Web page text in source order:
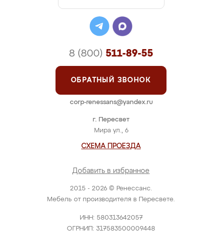
2015 - 2026 © Ренессанс.
Мебель от производителя в Пересвете.
ИНН: 580313642057
ОГРНИП: 317583500009448
г. Пересвет
Мира ул., 6
СХЕМА ПРОЕЗДА
Добавить в избранное
8 (800) 511-89-55
ОБРАТНЫЙ ЗВОНОК
corp-renessans@yandex.ru